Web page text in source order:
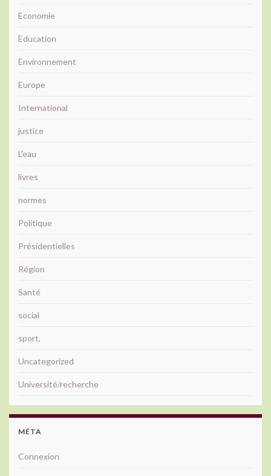
Economie
Education
Environnement
Europe
International
justice
L'eau
livres
normes
Politique
Présidentielles
Région
Santé
social
sport,
Uncategorized
Université/recherche
MÉTA
Connexion